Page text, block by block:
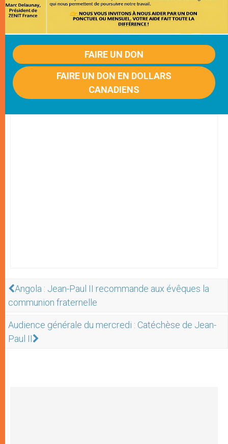
FAIRE UN DON
FAIRE UN DON EN DOLLARS
CANADIENS
Angola : Jean-Paul II recommande aux évêques la
communion fraternelle
Audience générale du mercredi : Catéchèse de Jean-
Paul II